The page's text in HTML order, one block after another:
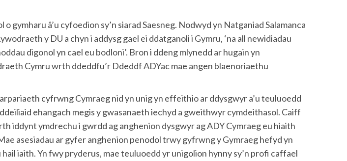
â’u cyfoedion sy’n siarad Saesneg. Nodwyd yn Natganiad Salamanca
y DU a chyn i addysg gael ei ddatganoli i Gymru, ‘na all newidiadau
digonol yn cael eu bodloni’. Bron i ddeng mlynedd ar hugain yn
Cymru wrth ddeddfu’r Ddeddf ADYac mae angen blaenoriaethu
cyfrwng Cymraeg nid yn unig yn effeithio ar ddysgwyr a’u teuluoedd
ehangach megis y gwasanaeth iechyd a gweithwyr cymdeithasol. Caiff
iddynt ymdrechu i gwrdd ag anghenion dysgwyr ag ADY Cymraeg eu hiaith
asesiadau ar gyfer anghenion penodol trwy gyfrwng y Gymraeg hefyd yn
iaith. Yn fwy pryderus, mae teuluoedd yr unigolion hynny sy’n profi caffael